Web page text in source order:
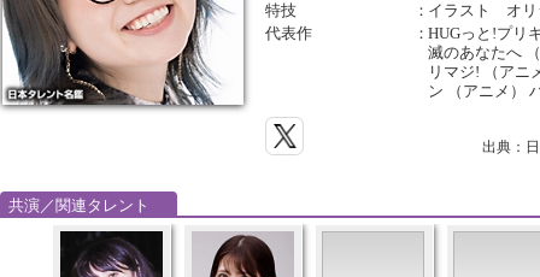
特技
： イラスト オリ
代表作
：HUGっと!プリ
滅のあなたへ
リマジ! （アニ
ン （アニメ）
出典：
共演／関連タレント